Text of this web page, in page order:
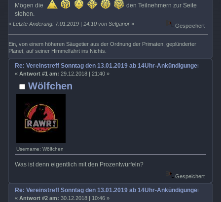
Mögen die
den Teilnehmern zur Seite
stehen.
«Letzte Änderung: 7.01.2019 | 14:10 von Selganor » Gespeichert
Ein, von einem höheren Säugetier aus der Ordnung der Primaten, geplünderter
Planet, auf seiner Himmelfahrt ins Nichts.
Wölfchen
Username: Wölfchen
Re: Vereinstreff Sonntag den 13.01.2019 ab 14Uhr-Ankündigungen,
« Antwort #1 am: 29.12.2018 | 21:40 »
Was ist denn eigentlich mit den Prozentwürfeln?
Gespeichert
Re: Vereinstreff Sonntag den 13.01.2019 ab 14Uhr-Ankündigungen,
« Antwort #2 am: 30.12.2018 | 10:46 »